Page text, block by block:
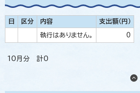
日 区分 内容 支出額（円）
執行はありません。 0
10月分 計0